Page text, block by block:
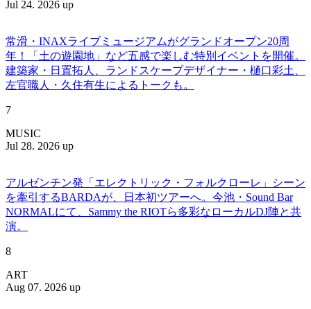
Jul 24. 2026 up
常滑・INAXライブミュージアムがグランドオープン20周
年！「土の遊園地」など五感で楽しむ特別イベントを開催。
建築家・日置拓人、ランドスケープデザイナー・樋口彩土、
左官職人・久住有生によるトークも。
7
MUSIC
Jul 28. 2026 up
アルゼンチン発「エレクトリック・フォルクローレ」シーン
を牽引するBARDAが、日本初ツアーへ。今池・Sound Bar
NORMALにて、Sammy the RIOTら多彩なローカルDJ陣と共
演。
8
ART
Aug 07. 2026 up